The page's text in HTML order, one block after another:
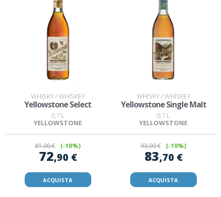
WHISKY / WHISKEY
Yellowstone Select
0,7 L
YELLOWSTONE
81,00 € (-10%)
72,90 €
ACQUISTA
WHISKY / WHISKEY
Yellowstone Single Malt
0,7 L
YELLOWSTONE
93,00 € (-10%)
83,70 €
ACQUISTA